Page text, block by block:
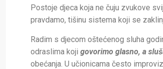
Postoje djeca koja ne čuju zvukove
pravdamo, tišinu sistema koji se
Radim s djecom oštećenog sluha
odraslima koji govorimo glasno, a
obećanja. U učionicama često